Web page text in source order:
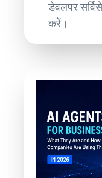
डेवलपर
करें।